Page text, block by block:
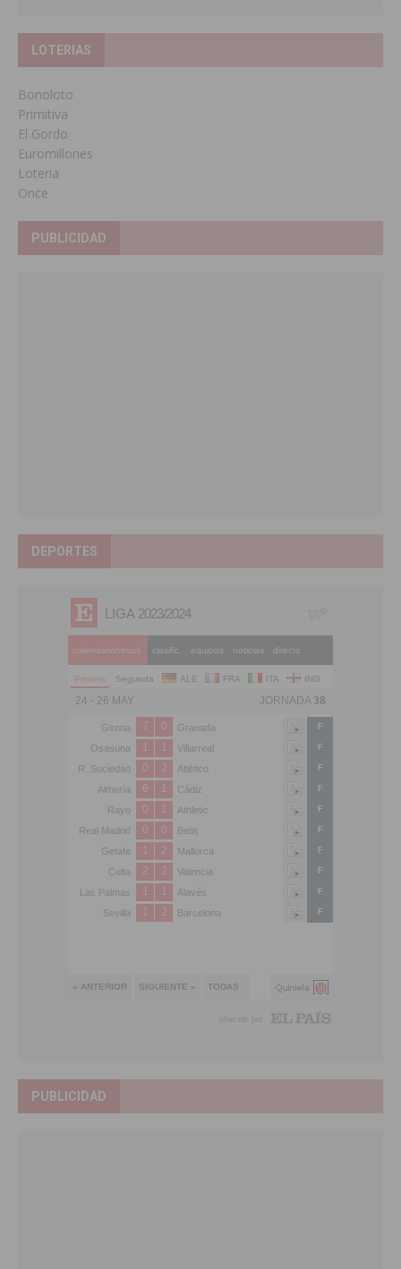
LOTERIAS
Bonoloto
Primitiva
El Gordo
Euromillones
Loteria
Once
PUBLICIDAD
DEPORTES
PUBLICIDAD